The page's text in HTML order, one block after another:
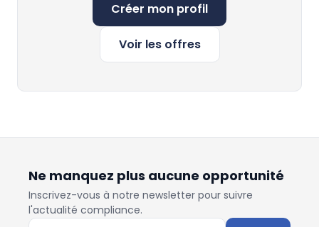
Créer mon profil
Voir les offres
Ne manquez plus aucune opportunité
Inscrivez-vous à notre newsletter pour suivre
l'actualité compliance.